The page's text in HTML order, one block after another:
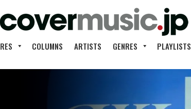
COLUMNS ARTISTS GENRES PLAYLISTS